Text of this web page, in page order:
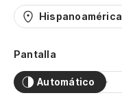
Hispanoamérica
Pantalla
Automático